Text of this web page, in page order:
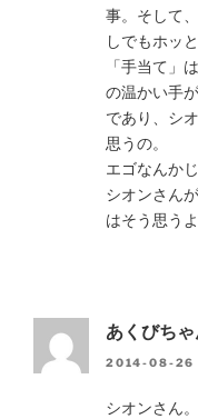
事。そして
しでもホッ
「手当て」
の温かい手
であり、シ
思うの。
エゴなんか
シオンさん
はそう思うよ
あくびち
2014-08-26
シオンさん